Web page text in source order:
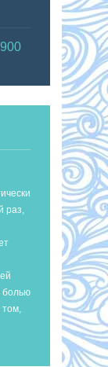
раз,
болью